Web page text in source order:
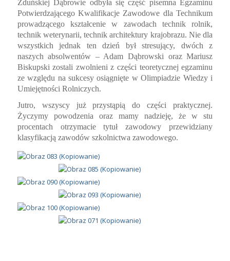
Zduńskiej Dąbrowie odbyła się część pisemna Egzaminu
Potwierdzającego Kwalifikacje Zawodowe dlaTechnikum
prowadzącego kształcenie w zawodach technik rolnik,
technik weterynarii, technik architektury krajobrazu. Nie dla
wszystkich jednak ten dzień był stresujący, dwóch z
naszych absolwentów – Adam Dąbrowski oraz Mariusz
Biskupski zostali zwolnieni z części teoretycznej egzaminu
ze względu na sukcesy osiągnięte w Olimpiadzie Wiedzy i
Umiejętności Rolniczych.
Jutro, wszyscy już przystąpią do części praktycznej.
Życzymy powodzenia oraz mamy nadzieję, że w stu
procentach otrzymacie tytuł zawodowy przewidziany
klasyfikacją zawodów szkolnictwa zawodowego.